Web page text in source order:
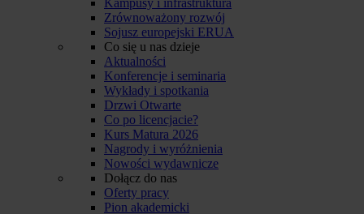
Zrównoważony rozwój
Sojusz europejski ERUA
Co się u nas dzieje
Aktualności
Konferencje i seminaria
Wykłady i spotkania
Drzwi Otwarte
Co po licencjacie?
Kurs Matura 2026
Nagrody i wyróżnienia
Nowości wydawnicze
Dołącz do nas
Oferty pracy
Pion akademicki